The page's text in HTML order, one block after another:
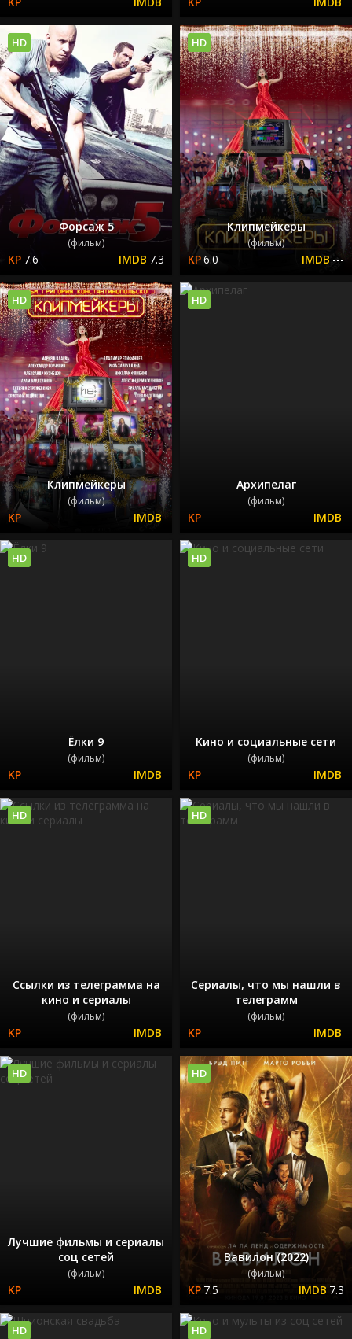
Форсаж 5
(фильм)
7.6 7.3
HD
Клипмейкеры
(фильм)
6.0 ---
HD
Клипмейкеры
(фильм)
HD
Архипелаг
(фильм)
HD
Ёлки 9
(фильм)
HD
Кино и социальные сети
(фильм)
HD
Ссылки из телеграмма на
кино и сериалы
(фильм)
HD
Сериалы, что мы нашли в
телеграмм
(фильм)
HD
Лучшие фильмы и сериалы
соц сетей
(фильм)
HD
Вавилон (2022)
(фильм)
7.5 7.3
HD
HD HD